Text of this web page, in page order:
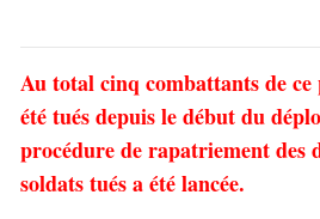
Au total cinq combattants de ce
été tués depuis le début du
procédure de rapatriement des
soldats tués a été lancée.